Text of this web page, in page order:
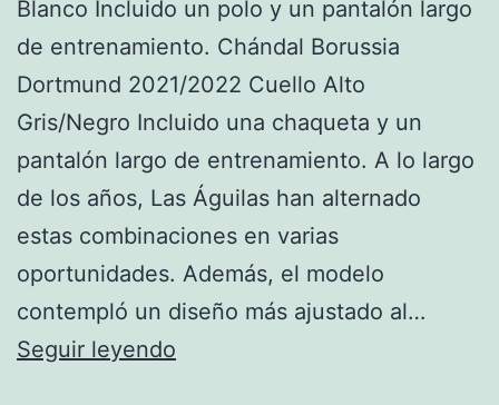
Blanco Incluido un polo y un pantalón largo
de entrenamiento. Chándal Borussia
Dortmund 2021/2022 Cuello Alto
Gris/Negro Incluido una chaqueta y un
pantalón largo de entrenamiento. A lo largo
de los años, Las Águilas han alternado
estas combinaciones en varias
oportunidades. Además, el modelo
contempló un diseño más ajustado al…
Seguir leyendo